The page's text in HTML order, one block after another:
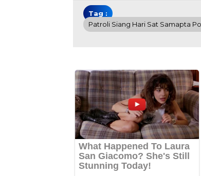
Tag :
Patroli Siang Hari Sat Samapta